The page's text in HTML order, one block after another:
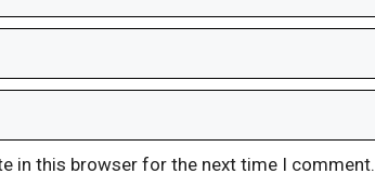
in this browser for the next time I comment.